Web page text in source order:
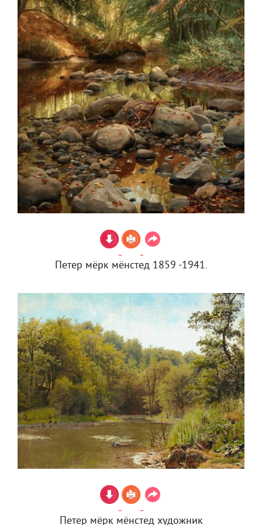
Петер мёрк мёнстед 1859 -1941.
Петер мёрк мёнстед художник